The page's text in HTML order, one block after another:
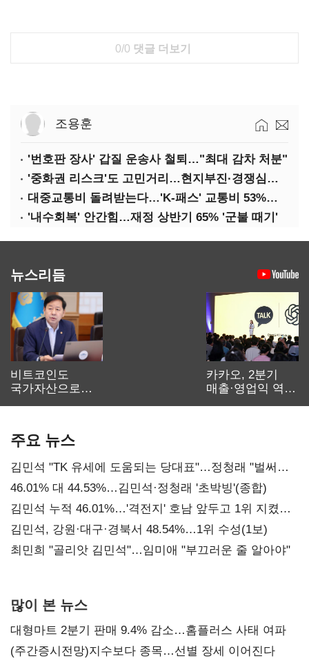
0/0 댓글 더보기
조용훈
'번호판 장사' 갑질 운송사 철퇴…"최대 감차 처분"
'중화권 리스크'도 고민거리…현지부진·경쟁심화·양안냉각
대중교통비 돌려받는다…'K-패스' 교통비 53%까지 환급
'내수회복' 안간힘…재정 상반기 65% '군불 때기'
뉴스리듬
비트코인도
국가자산으로…'
카카오, 2분기
매출·영업익 역대
주요 뉴스
김민석 "TK 유세에 도움되는 당대표"…정청래 "벌써
대표된 양 당직 배분"
46.01% 대 44.53%…김민석·정청래 '초박빙'(종합)
김민석 누적 46.01%…'격전지' 호남 앞두고 1위 지켰다
(2보)
김민석, 강원·대구·경북서 48.54%…1위 수성(1보)
최민희 "골리앗 김민석"…임미애 "부끄러운 줄 알아야"
많이 본 뉴스
대형마트 2분기 판매 9.4% 감소…홈플러스 사태 여파
(주간증시전망)지수보다 종목…선별 장세 이어진다